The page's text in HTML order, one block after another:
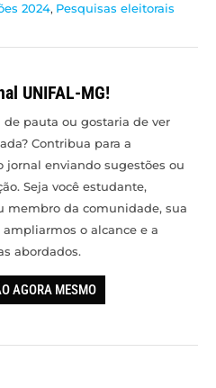
2024, Pesquisas eleitorais
UNIFAL-MG!
pauta ou gostaria de ver
Contribua para a
jornal enviando sugestões ou
Seja você estudante,
membro da comunidade, sua
ampliarmos o alcance e a
abordados.
AGORA MESMO